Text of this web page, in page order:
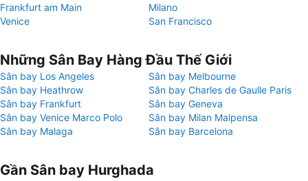
Frankfurt am Main
Milano
Venice
San Francisco
Những Sân Bay Hàng Đầu Thế Giới
Sân bay Los Angeles
Sân bay Melbourne
Sân bay Heathrow
Sân bay Charles de Gaulle Paris
Sân bay Frankfurt
Sân bay Geneva
Sân bay Venice Marco Polo
Sân bay Milan Malpensa
Sân bay Malaga
Sân bay Barcelona
Gần Sân bay Hurghada